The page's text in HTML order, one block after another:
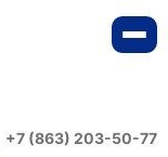
+7 (863) 203-50-77